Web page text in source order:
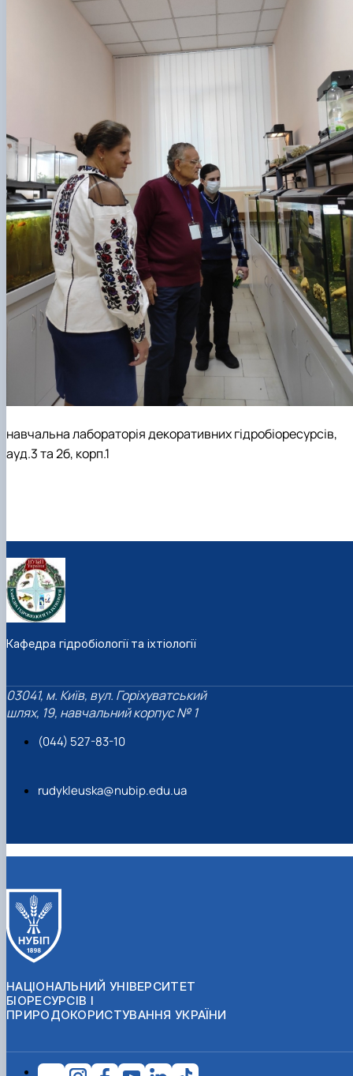
навчальна лабораторія декоративних гідробіоресурсів,
ауд.3 та 2б, корп.1
Кафедра гідробіології та іхтіології
03041, м. Київ, вул. Горіхуватський
шлях, 19, навчальний корпус № 1
(044) 527-83-10
rudykleuska@nubip.edu.ua
НАЦІОНАЛЬНИЙ УНІВЕРСИТЕТ
БІОРЕСУРСІВ І
ПРИРОДОКОРИСТУВАННЯ УКРАЇНИ